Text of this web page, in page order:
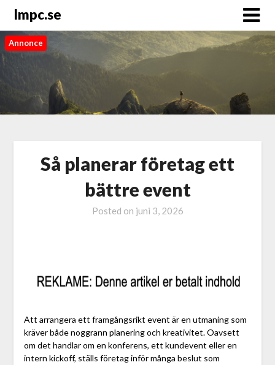
Impc.se
Annonce
Så planerar företag ett
bättre event
Posted on juni 3, 2026
Att arrangera ett framgångsrikt event är en utmaning som
kräver både noggrann planering och kreativitet. Oavsett
om det handlar om en konferens, ett kundevent eller en
intern kickoff, ställs företag inför många beslut som